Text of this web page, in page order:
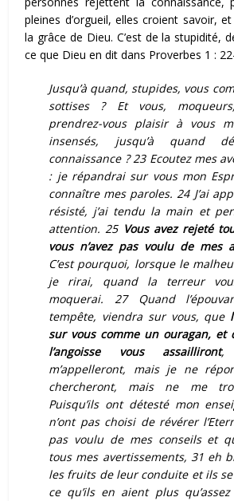
pleines d’orgueil, elles croient savoir,
la grâce de Dieu. C’est de la stupidité,
ce que Dieu en dit dans Proverbes 1 :
Jusqu’à quand, stupides, vous
sottises ? Et vous,
prendrez-vous plaisir à vous
insensés, jusqu’à quand
connaissance ? 23 Ecoutez mes
: je répandrai sur vous mon
connaître mes paroles. 24 J’ai
résisté, j’ai tendu la main et
attention. 25 Vous avez rejeté
vous n’avez pas voulu de mes
C’est pourquoi, lorsque le
je rirai, quand la terreur
moquerai. 27 Quand
tempête, viendra sur vous, que
sur vous comme un ouragan, et
l’angoisse vous assailliront,
m’appelleront, mais je ne
chercheront, mais ne me
Puisqu’ils ont détesté mon
n’ont pas choisi de révérer
pas voulu de mes conseils et
tous mes avertissements, 31 eh
les fruits de leur conduite et ils
ce qu’ils en aient plus